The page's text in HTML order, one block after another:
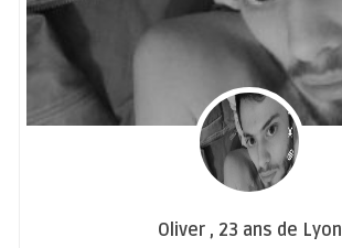
Oliver , 23 ans de Lyon